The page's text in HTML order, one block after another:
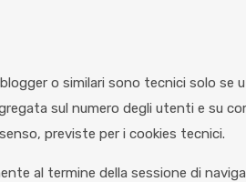
o similari sono tecnici solo se
sul numero degli utenti e su
previste per i cookies tecnici.
al termine della sessione di